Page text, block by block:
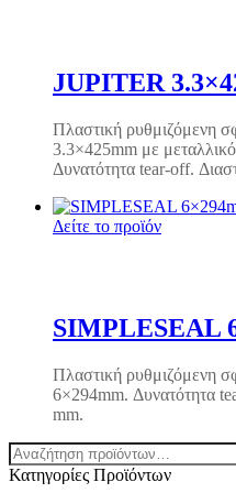
JUPITER
Πλαστική ρυθμιζόμενη
3.3×425mm με
Δυνατότητα tear-off.
Δείτε το προϊόν
SIMPLESEAL
Πλαστική ρυθμιζόμενη
6×294mm. Δυνατότητα
mm.
Κατηγορίες Προϊόντων